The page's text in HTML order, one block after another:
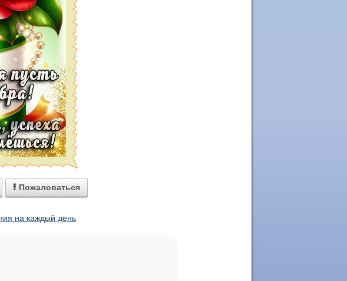
 Пожаловаться
на каждый день